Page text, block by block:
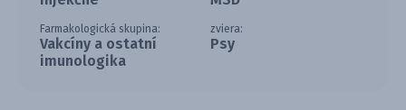
Farmakologická skupina:
Vakcíny a ostatní
imunologika
zviera:
Psy